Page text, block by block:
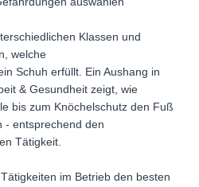
Klassen und
welche
Schuh erfüllt. Ein Aushang in
& Gesundheit zeigt, wie
bis zum Knöchelschutz den Fuß
- entsprechend den
Tätigkeit.
im Betrieb den besten